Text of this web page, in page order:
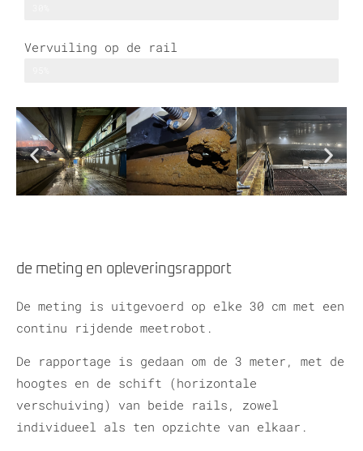
Vervuiling op de rail
de meting en opleveringsrapport
De meting is uitgevoerd op elke 30 cm met een
continu rijdende meetrobot.
De rapportage is gedaan om de 3 meter, met de
hoogtes en de schift (horizontale
verschuiving) van beide rails, zowel
individueel als ten opzichte van elkaar.